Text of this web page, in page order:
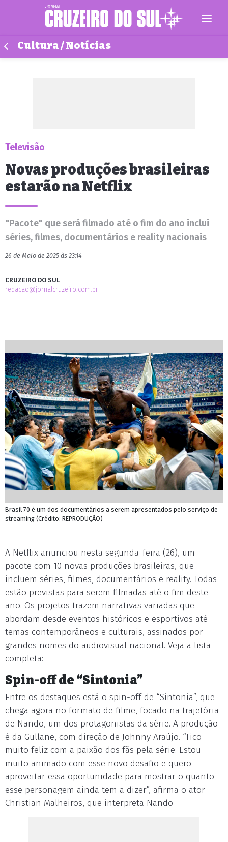
Cultura / Notícias
Televisão
Novas produções brasileiras
estarão na Netflix
"Pacote" que será filmado até o fim do ano inclui
séries, filmes, documentários e reality nacionais
26 de Maio de 2025 às 23:14
CRUZEIRO DO SUL
redacao@jornalcruzeiro.com.br
Brasil 70 é um dos documentários a serem apresentados pelo serviço de
streaming (Crédito: REPRODUÇÃO)
A Netflix anunciou nesta segunda-feira (26), um
pacote com 10 novas produções brasileiras, que
incluem séries, filmes, documentários e reality. Todas
estão previstas para serem filmadas até o fim deste
ano. Os projetos trazem narrativas variadas que
abordam desde eventos históricos e esportivos até
temas contemporâneos e culturais, assinados por
grandes nomes do audiovisual nacional. Veja a lista
completa:
Spin-off de “Sintonia”
Entre os destaques está o spin-off de “Sintonia”, que
chega agora no formato de filme, focado na trajetória
de Nando, um dos protagonistas da série. A produção
é da Gullane, com direção de Johnny Araújo. “Fico
muito feliz com a paixão dos fãs pela série. Estou
muito animado com esse novo desafio e quero
aproveitar essa oportunidade para mostrar o quanto
esse personagem ainda tem a dizer”, afirma o ator
Christian Malheiros, que interpreta Nando